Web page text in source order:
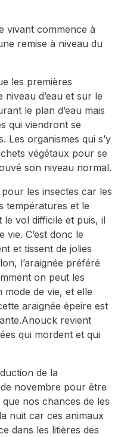
vivant commence à
remise à niveau du
les premières
d’eau et sur le
le plan d’eau mais
qui viendront se
Les organismes qui s’y
végétaux pour se
son niveau normal.
les insectes car les
températures et le
le vol difficile et puis, il
C’est donc le
et tissent de jolies
l’araignée préféré
on peut les
de vie, et elle
araignée épeire est
revient
qui mordent et qui
de la
novembre pour être
nos chances de les
nuit car ces animaux
dans les litières des